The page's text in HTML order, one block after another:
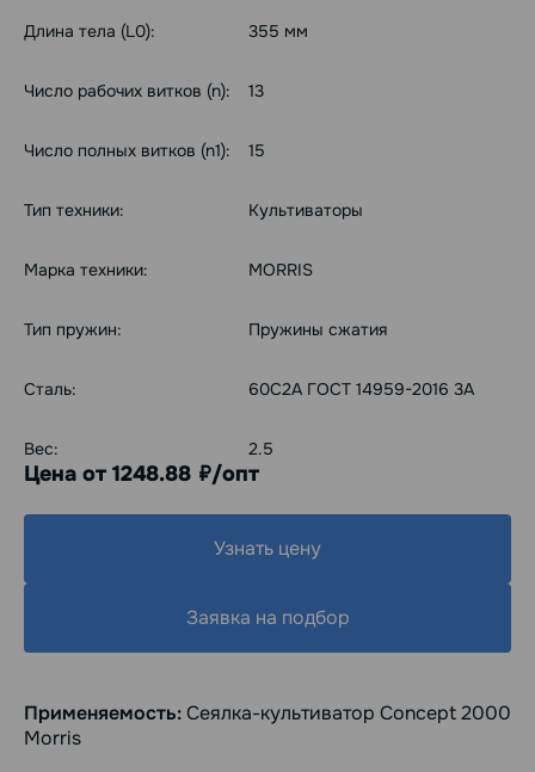
Длина тела (L0): 355 мм
Число рабочих витков (n): 13
Число полных витков (n1): 15
Тип техники: Культиваторы
Марка техники: MORRIS
Тип пружин: Пружины сжатия
Сталь: 60С2А ГОСТ 14959-2016 3А
Вес: 2.5
Цена от 1248.88 руб./опт
Узнать цену
Заявка на подбор
Применяемость:Сеялка-культиватор Concept 2000
Morris